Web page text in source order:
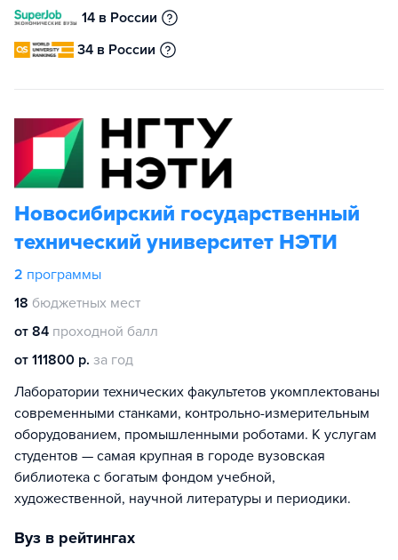
14 в России
34 в России
Новосибирский государственный
технический университет НЭТИ
2 программы
18 бюджетных мест
от 84 проходной балл
от 111800 р. за год
Лаборатории технических факультетов укомплектованы
современными станками, контрольно-измерительным
оборудованием, промышленными роботами. К услугам
студентов — самая крупная в городе вузовская
библиотека с богатым фондом учебной,
художественной, научной литературы и периодики.
Вуз в рейтингах